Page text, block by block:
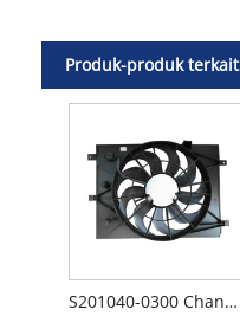
Produk-produk terkait
S201040-0300 Changan CS55 Kipas Pendingin Kipas Radiator